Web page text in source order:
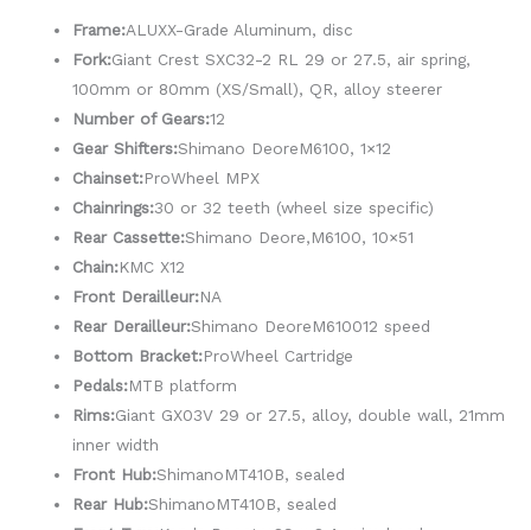
Frame:ALUXX-Grade Aluminum, disc
Fork:Giant Crest SXC32-2 RL 29 or 27.5, air spring,
100mm or 80mm (XS/Small), QR, alloy steerer
Number of Gears:12
Gear Shifters:Shimano DeoreM6100, 1×12
Chainset:ProWheel MPX
Chainrings:30 or 32 teeth (wheel size specific)
Rear Cassette:Shimano Deore,M6100, 10×51
Chain:KMC X12
Front Derailleur:NA
Rear Derailleur:Shimano DeoreM610012 speed
Bottom Bracket:ProWheel Cartridge
Pedals:MTB platform
Rims:Giant GX03V 29 or 27.5, alloy, double wall, 21mm
inner width
Front Hub:ShimanoMT410B, sealed
Rear Hub:ShimanoMT410B, sealed